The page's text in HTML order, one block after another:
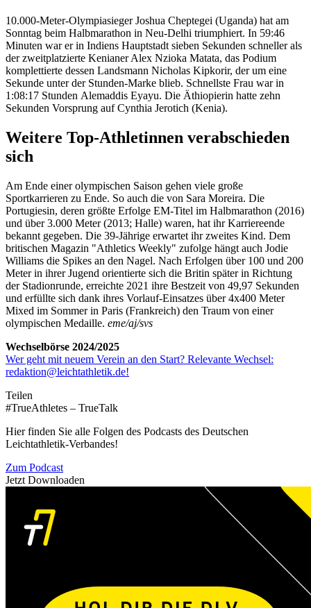
10.000-Meter-Olympiasieger Joshua Cheptegei (Uganda) hat am
Sonntag beim Halbmarathon in Neu-Delhi triumphiert. In 59:46
Minuten war er in Indiens Hauptstadt sieben Sekunden schneller als
der zweitplatzierte Kenianer Alex Nzioka Matata, das Podium
komplettierte dessen Landsmann Nicholas Kipkorir, der um eine
Sekunde unter der Stunden-Marke blieb. Schnellste Frau war in
1:08:17 Stunden Alemaddis Eyayu. Die Äthiopierin hatte zehn
Sekunden Vorsprung auf Cynthia Jerotich (Kenia).
Weitere Top-Athletinnen verabschieden
sich
Am Ende einer olympischen Saison gehen viele große
Sportkarrieren zu Ende. So auch die von Sara Moreira. Die
Portugiesin, deren größte Erfolge EM-Titel im Halbmarathon (2016)
und über 3.000 Meter (2013; Halle) waren, hat ihr Karriereende
bekannt gegeben. Die 39-Jährige erwartet ihr zweites Kind. Dem
britischen Magazin "Athletics Weekly" zufolge hängt auch Jodie
Williams die Spikes an den Nagel. Nach Erfolgen über 100 und 200
Meter in ihrer Jugend orientierte sich die Britin später in Richtung
der Stadionrunde, erreichte 2021 ihre Bestzeit von 49,97 Sekunden
und erfüllte sich dank ihres Vorlauf-Einsatzes über 4x400 Meter
Mixed im Sommer in Paris (Frankreich) den Traum von einer
olympischen Medaille. eme/aj/svs
Wechselbörse 2024/2025
Wer geht mit neuem Verein an den Start? Relevante Wechsel:
redaktion@leichtathletik.de!
Teilen
#TrueAthletes – TrueTalk
Hier finden Sie alle Folgen des Podcasts des Deutschen
Leichtathletik-Verbandes!
Zum Podcast
Jetzt Downloaden